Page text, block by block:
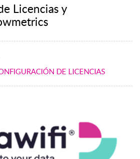
Licencias y
DE LICENCIAS